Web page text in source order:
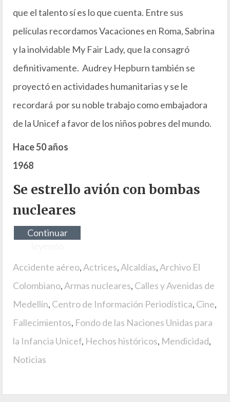
que el talento sí es lo que cuenta. Entre sus
películas recordamos Vacaciones en Roma, Sabrina
y la inolvidable My Fair Lady, que la consagró
definitivamente. Audrey Hepburn también se
proyectó en actividades humanitarias y se le
recordará por su noble trabajo como embajadora
de la Unicef a favor de los niños pobres del mundo.
Hace 50 años
1968
Se estrello avión con bombas
nucleares
Continuar
Accidente aéreo,Actrices,Alcaldías,Archivo El
Colombiano,Armas nucleares, Calles y Avenidas de
Medellín, Centro de Información Periodística, Cine,
Fallecimientos, Fondo de las Naciones Unidas para
la Infancia Unicef, Hechos históricos, Mendicidad,
Noticias